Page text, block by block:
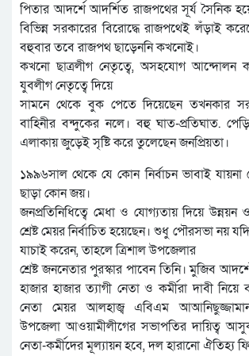
পিতার আদর্শে আদর্শিত রাজপথের সূর্য সৈনিক
বিভিন্ন সরকারের বিরোদ্ধে রাজপথেই লঁড়াই
বহুবার তবে রাজপথ ছাড়েননি কখনোই।
কখনো ছাত্রলীগ নেতৃত্বে, অসহযোগ আন্দোলন
যুবলীগ নেতৃত্বে দিয়ে
সামনে থেকে বুক পেতে দিয়েছেন তখনকার
বাহিনীর বন্দুকের নলে। বহু ঘাত-প্রতিঘাত.
এলাকায় জুড়েই সৃষ্টি করে তুলেছেন জনপ্রিয়তা।
১৯৯৬সাল থেকে যে কোন নির্বাচন ভাবাই যায়না
ছাড়া কোন জয়।
জনপ্রতিনিধিত্বে মেধা ও যোগ্যতায় দিয়ে
শ্রেষ্ট মেয়র নির্বাচিত হয়েছেন। শুধু পৌরসভা নয়
যাচাই করেন, তাহলে ত্রিশাল উপজেলার
শ্রেষ্ট জননেতার পুরস্কার পাবেন তিনি। মুজিব
হাজার হাজার ত্যাগী নেতা ও কর্মীরা দাবী
নেতা মেয়র আলহাজ্ব এবিএম
উপজেলা আওয়ামীলীগের সভাপতির দায়িত্ব
নেতা-কর্মীদের মূল্যায়ন হবে, দল হারানো ঐতিহ্য